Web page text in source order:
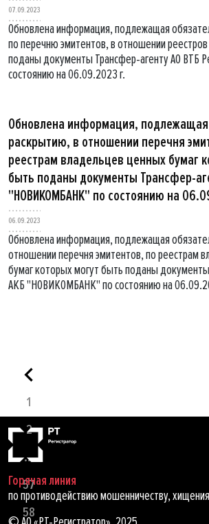
07.09.2023
Обновлена информация, подлежащая
по перечню эмитентов, в отношении
поданы документы Трансфер-агенту АО ВТБ
состоянию на 06.09.2023 г.
Обновлена информация,
раскрытию, в отношении перечня
реестрам владельцев ценных бумаг
быть поданы документы Трансфер-
"НОВИКОМБАНК" по состоянию на
06.09.2023
Обновлена информация, подлежащая
отношении перечня эмитентов, по реестрам
бумаг которых могут быть поданы
АКБ "НОВИКОМБАНК" по состоянию на
1
2
...
57
58
Горячая линия
по противодействию мошенничеству,